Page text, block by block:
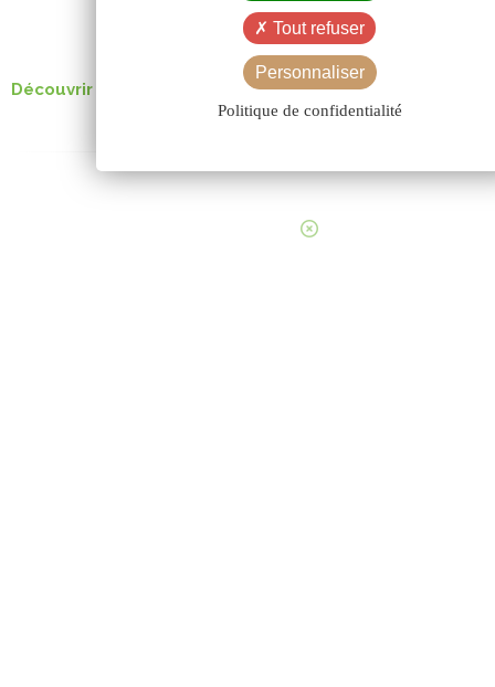
Découvrir la filière des veaux de boucherie
Tout refuser
Personnaliser
Politique de confidentialité